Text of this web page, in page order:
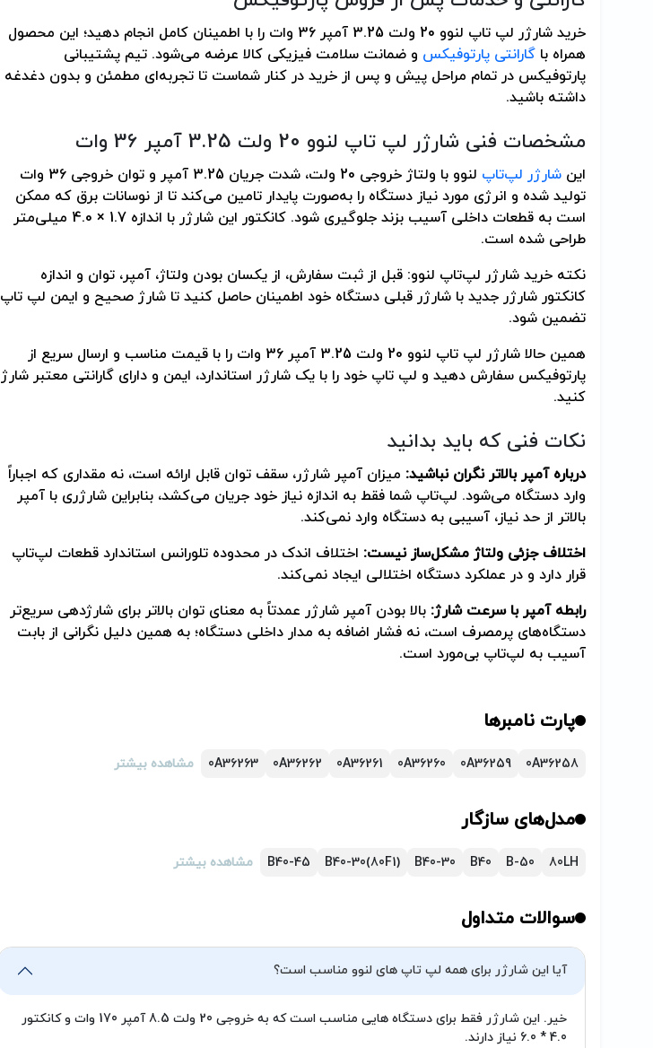
خرید شارژر لپ تاپ لنوو 20 ولت 3.25 آمپر 36 وات را با اطمینان کامل انجام دهید؛ این محصول
همراه باگارانتی پارتوفیکس و ضمانت سلامت فیزیکی کالا عرضه می‌شود. تیم پشتیبانی
پارتوفیکس در تمام مراحل پیش و پس از خرید در کنار شماست تا تجربه‌ای مطمئن و بدون دغدغه
داشته باشید.
مشخصات فنی شارژر لپ تاپ لنوو 20 ولت 3.25 آمپر 36 وات
اینشارژر لپ‌تاپ
لنوو با ولتاژ خروجی 20 ولت، شدت جریان 3.25 آمپر و توان خروجی 36 وات
تولید شده و انرژی مورد نیاز دستگاه را به‌صورت پایدار تامین می‌کند تا از نوسانات برق که ممکن
است به قطعات داخلی آسیب بزند جلوگیری شود. کانکتور این شارژر با اندازه 1.7 × 4.0 میلی‌متر
طراحی شده است.
نکته خرید شارژر لپ‌تاپ لنوو: قبل از ثبت سفارش، از یکسان بودن ولتاژ، آمپر، توان و اندازه
کانکتور شارژر جدید با شارژر قبلی دستگاه خود اطمینان حاصل کنید تا شارژ صحیح و ایمن لپ تاپ
تضمین شود.
همین حالا شارژر لپ تاپ لنوو 20 ولت 3.25 آمپر 36 وات را با قیمت مناسب و ارسال سریع از
پارتوفیکس سفارش دهید و لپ تاپ خود را با یک شارژر استاندارد، ایمن و دارای گارانتی معتبر شارژ
کنید.
نکات فنی که باید بدانید
درباره آمپر بالاتر نگران نباشید: میزان آمپر شارژر، سقف توان قابل ارائه است، نه مقداری که اجباراً
وارد دستگاه می‌شود. لپ‌تاپ شما فقط به اندازه نیاز خود جریان می‌کشد، بنابراین شارژری با آمپر
بالاتر از حد نیاز، آسیبی به دستگاه وارد نمی‌کند.
اختلاف جزئی ولتاژ مشکل‌ساز نیست: اختلاف اندک در محدوده تلورانس استاندارد قطعات لپ‌تاپ
قرار دارد و در عملکرد دستگاه اختلالی ایجاد نمی‌کند.
رابطه آمپر با سرعت شارژ: بالا بودن آمپر شارژر عمدتاً به معنای توان بالاتر برای شارژ‌دهی سریع‌تر
دستگاه‌های پرمصرف است، نه فشار اضافه به مدار داخلی دستگاه؛ به همین دلیل نگرانی از بابت
آسیب به لپ‌تاپ بی‌مورد است.
پارت نامبرها
0A36258
0A36259
0A36260
0A36261
0A36262
0A36263 مشاهده بیشتر
مدل‌های سازگار
80LH
B-50
B40
B40-30
B40-30(80F1)
B40-45 مشاهده بیشتر
سوالات متداول
آیا این شارژر برای همه لپ تاپ های لنوو مناسب است؟
خیر. این شارژر فقط برای دستگاه هایی مناسب است که به خروجی 20 ولت 8.5 آمپر 170 وات و کانکتور
4.0 * 6.0 نیاز دارند.